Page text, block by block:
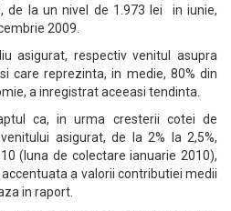
de la un nivel de 1.973 lei in iunie,
2009.
asigurat, respectiv venitul asupra
care reprezinta, in medie, 80% din
a inregistrat aceeasi tendinta.
ca, in urma cresterii cotei de
asigurat, de la 2% la 2,5%,
(luna de colectare ianuarie 2010),
a valorii contributiei medii
in raport.